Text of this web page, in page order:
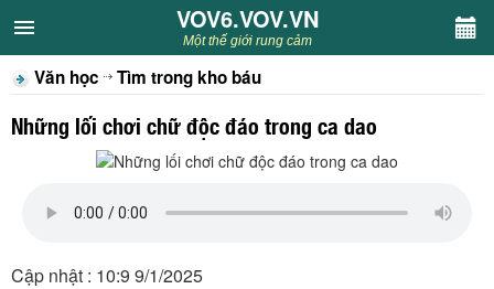
VOV6.VOV.VN
CHUYÊN MỤC
Khách VOV6
VOV6.VOV.VN
Một thế giới rung cảm
Văn học Tìm trong kho báu
Những lối chơi chữ độc đáo trong ca dao
Cập nhật : 10:9 9/1/2025